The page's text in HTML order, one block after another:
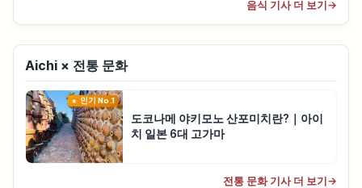
음식 기사 더 보기 →
Aichi × 전통 문화
인기 No.1
도코나메 야키모노 산포미치란?｜아이
치 일본 6대 고가마
전통 문화 기사 더 보기 →